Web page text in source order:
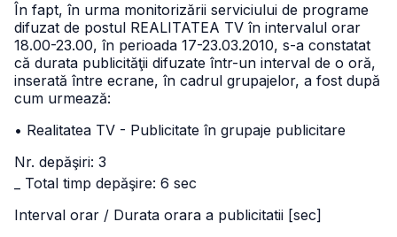
În fapt, în urma monitorizării serviciului de programe
difuzat de postul REALITATEA TV în intervalul orar
18.00-23.00, în perioada 17-23.03.2010, s-a constatat
că durata publicităţii difuzate într-un interval de o oră,
inserată între ecrane, în cadrul grupajelor, a fost după
cum urmează:
• Realitatea TV - Publicitate în grupaje publicitare
Nr. depăşiri: 3
_ Total timp depăşire: 6 sec
Interval orar / Durata orara a publicitatii [sec]